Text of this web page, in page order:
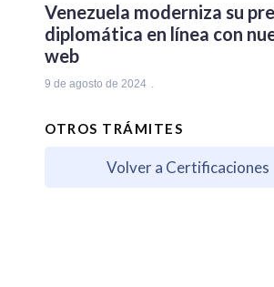
Venezuela moderniza su
diplomática en línea con
web
9 de agosto de 2024
OTROS TRÁMITES
Volver a Certificaciones